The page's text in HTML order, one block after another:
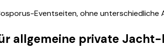
Eventseiten, ohne unterschiedliche
allgemeine private